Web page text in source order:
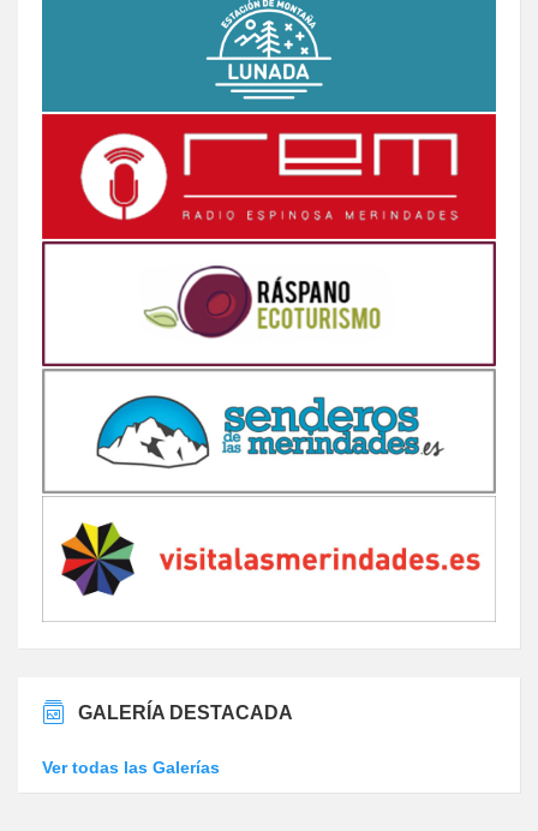
GALERÍA DESTACADA
Ver todas las Galerías